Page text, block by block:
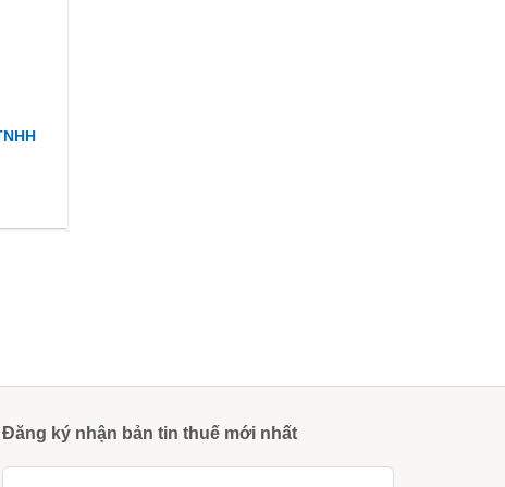
Đăng ký nhận bản tin thuế mới nhất